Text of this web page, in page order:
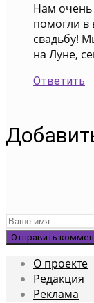
Нам
помогли в
свадьбу!
на Луне,
Ответить
О проекте
Редакция
Реклама